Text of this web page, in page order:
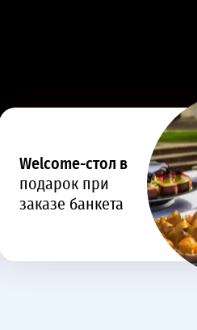
Welcome-стол в
подарок при
заказе банкета